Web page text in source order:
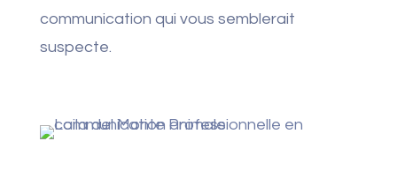
communication qui vous semblerait
suspecte.